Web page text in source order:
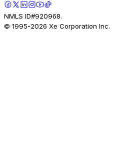
NMLS ID#920968.
© 1995-2026 Xe Corporation Inc.